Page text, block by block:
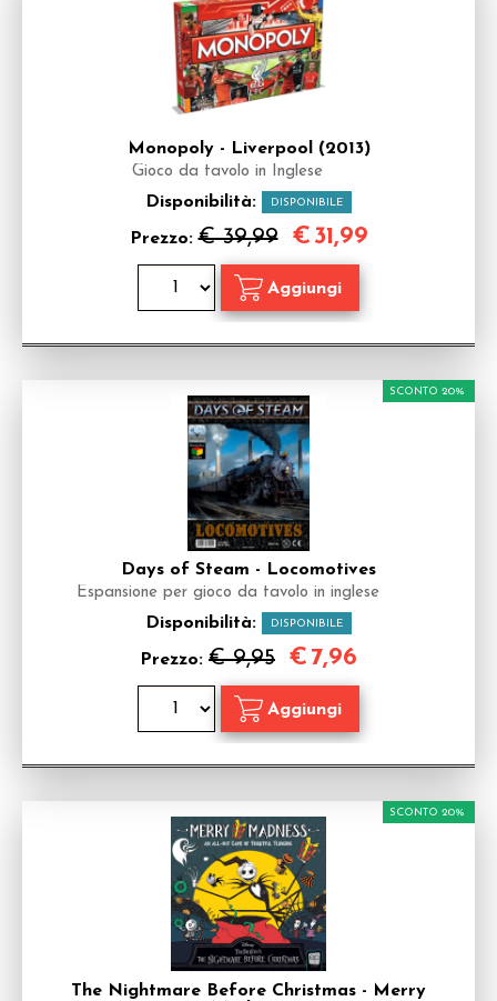
Monopoly - Liverpool (2013)
Gioco da tavolo in Inglese
Disponibilità: DISPONIBILE
Prezzo:€ 39,99 € 31,99
Days of Steam - Locomotives
Espansione per gioco da tavolo in inglese
Disponibilità: DISPONIBILE
Prezzo: € 9,95
SCONTO 20%
€ 7,96
The Nightmare Before Christmas - Merry
SCONTO 20%